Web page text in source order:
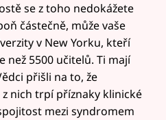
se z toho nedokážete
částečně, může vaše
v New Yorku, kteří
než 5500 učitelů. Ti mají
přišli na to, že
nich trpí příznaky klinické
mezi syndromem